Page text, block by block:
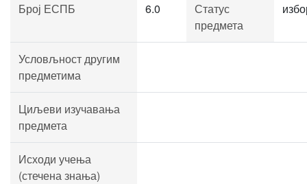
Број ЕСПБ 6.0
Статус
предмета
Условљност другим
предметима
Циљеви изучавања
предмета
Исходи учења
(стечена знања)